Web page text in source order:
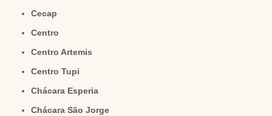
Cecap
Centro
Centro Artemis
Centro Tupi
Chácara Esperia
Chácara São Jorge